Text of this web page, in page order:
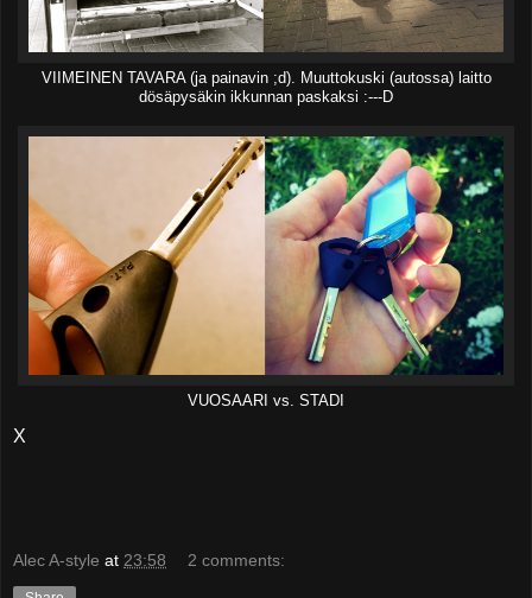
VIIMEINEN TAVARA (ja painavin ;d). Muuttokuski (autossa) laitto
dösäpysäkin ikkunnan paskaksi :---D
VUOSAARI vs. STADI
X
Alec A-style at 23:58 2 comments: